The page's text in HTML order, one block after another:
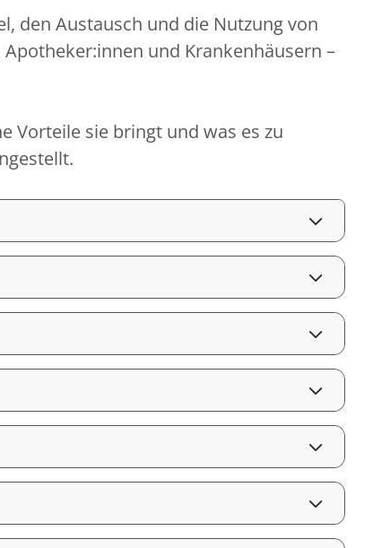
den Austausch und die Nutzung von
und Krankenhäusern –
Vorteile sie bringt und was es zu